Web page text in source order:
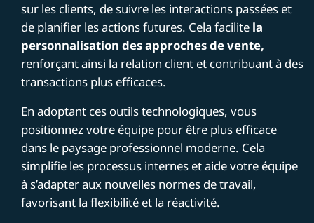
sur les clients, de suivre les interactions passées et
de planifier les actions futures. Cela facilite la
personnalisation des approches de vente,
renforçant ainsi la relation client et contribuant à des
transactions plus efficaces.
En adoptant ces outils technologiques, vous
positionnez votre équipe pour être plus efficace
dans le paysage professionnel moderne. Cela
simplifie les processus internes et aide votre équipe
à s’adapter aux nouvelles normes de travail,
favorisant la flexibilité et la réactivité.